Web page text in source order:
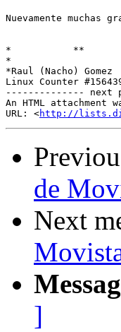
Nuevamente
*           **
*
*Raul (Nacho) Gomez
Linux Counter
-------------- next
An HTML attachment
URL: <http://
de
Next
]